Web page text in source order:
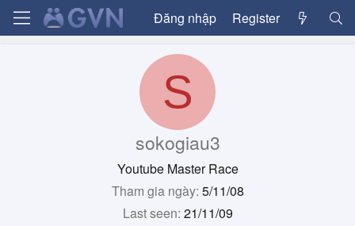
Đăng nhập Register
S
sokogiau3
Youtube Master Race
Tham gia ngày 5/11/08
Last seen 21/11/09